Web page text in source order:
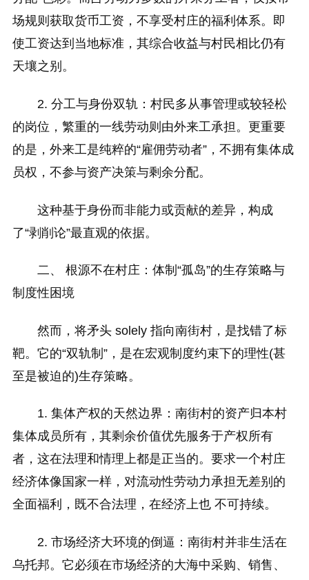
场规则获取货币工资，不享受村庄的福利体系。即
使工资达到当地标准，其综合收益与村民相比仍有
天壤之别。
2. 分工与身份双轨：村民多从事管理或较轻松
的岗位，繁重的一线劳动则由外来工承担。更重要
的是，外来工是纯粹的“雇佣劳动者”，不拥有集体成
员权，不参与资产决策与剩余分配。
这种基于身份而非能力或贡献的差异，构成
了“剥削论”最直观的依据。
二、 根源不在村庄：体制“孤岛”的生存策略与
制度性困境
然而，将矛头 solely 指向南街村，是找错了标
靶。它的“双轨制”，是在宏观制度约束下的理性(甚
至是被迫的)生存策略。
1. 集体产权的天然边界：南街村的资产归本村
集体成员所有，其剩余价值优先服务于产权所有
者，这在法理和情理上都是正当的。要求一个村庄
经济体像国家一样，对流动性劳动力承担无差别的
全面福利，既不合法理，在经济上也 不可持续。
2. 市场经济大环境的倒逼：南街村并非生活在
乌托邦。它必须在市场经济的大海中采购、销售、